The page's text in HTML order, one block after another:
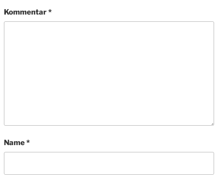
Kommentar*
Name*